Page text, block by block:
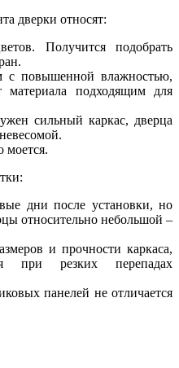
дверки относят:
Получится подобрать
с повышенной влажностью,
материала подходящим для
сильный каркас, дверца
моется.
дни после установки, но
относительно небольшой –
и прочности каркаса,
при резких перепадах
панелей не отличается